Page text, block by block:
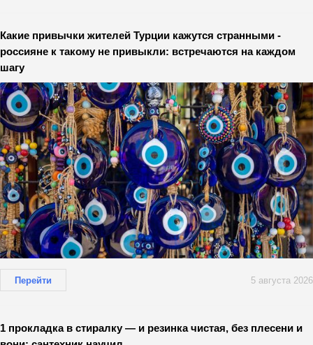
Какие привычки жителей Турции кажутся странными -
россияне к такому не привыкли: встречаются на каждом
шагу
Перейти 5 августа 2026
1 прокладка в стиралку — и резинка чистая, без плесени и